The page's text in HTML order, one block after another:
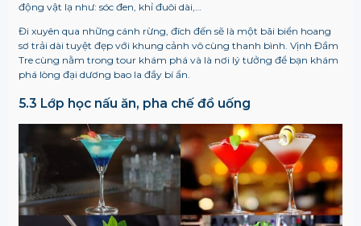
động vật lạ như: sóc đen, khỉ đuôi dài,…
Đi xuyên qua những cánh rừng, đích đến sẽ là một bãi biển hoang
sơ trải dài tuyệt đẹp với khung cảnh vô cùng thanh bình. Vịnh Đầm
Tre cùng nằm trong tour khám phá và là nơi lý tưởng để bạn khám
phá lòng đại dương bao la đầy bí ẩn.
5.3 Lớp học nấu ăn, pha chế đồ uống